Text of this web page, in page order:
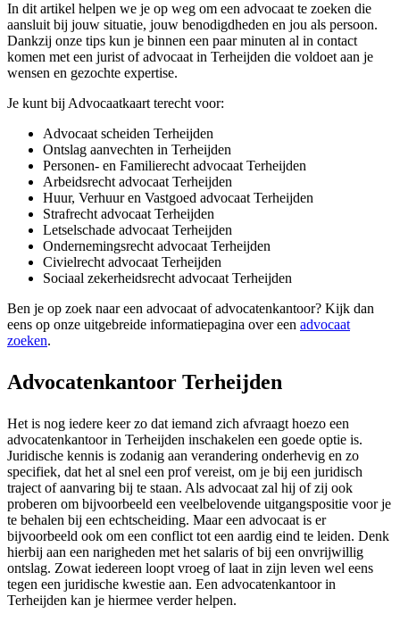
In dit artikel helpen we je op weg om een advocaat te zoeken die
aansluit bij jouw situatie, jouw benodigdheden en jou als persoon.
Dankzij onze tips kun je binnen een paar minuten al in contact
komen met een jurist of advocaat in Terheijden die voldoet aan je
wensen en gezochte expertise.
Je kunt bij Advocaatkaart terecht voor:
Advocaat scheiden Terheijden
Ontslag aanvechten in Terheijden
Personen- en Familierecht advocaat Terheijden
Arbeidsrecht advocaat Terheijden
Huur, Verhuur en Vastgoed advocaat Terheijden
Strafrecht advocaat Terheijden
Letselschade advocaat Terheijden
Ondernemingsrecht advocaat Terheijden
Civielrecht advocaat Terheijden
Sociaal zekerheidsrecht advocaat Terheijden
Ben je op zoek naar een advocaat of advocatenkantoor? Kijk dan
eens op onze uitgebreide informatiepagina over een advocaat
zoeken.
Advocatenkantoor Terheijden
Het is nog iedere keer zo dat iemand zich afvraagt hoezo een
advocatenkantoor in Terheijden inschakelen een goede optie is.
Juridische kennis is zodanig aan verandering onderhevig en zo
specifiek, dat het al snel een prof vereist, om je bij een juridisch
traject of aanvaring bij te staan. Als advocaat zal hij of zij ook
proberen om bijvoorbeeld een veelbelovende uitgangspositie voor je
te behalen bij een echtscheiding. Maar een advocaat is er
bijvoorbeeld ook om een conflict tot een aardig eind te leiden. Denk
hierbij aan een narigheden met het salaris of bij een onvrijwillig
ontslag. Zowat iedereen loopt vroeg of laat in zijn leven wel eens
tegen een juridische kwestie aan. Een advocatenkantoor in
Terheijden kan je hiermee verder helpen.